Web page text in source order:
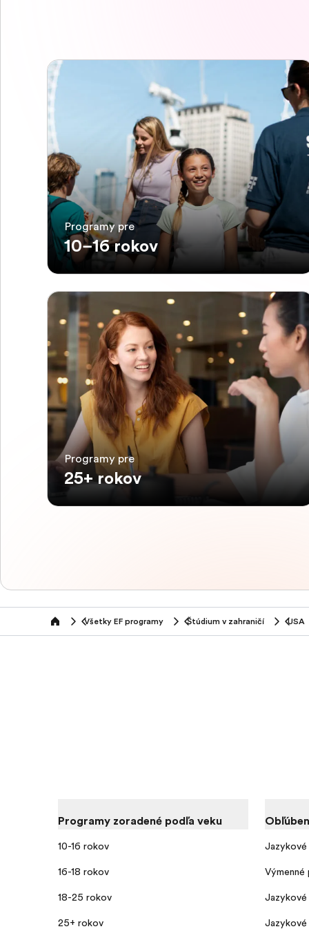
Programy pre
10–16 rokov
Programy pre
25+ rokov
home Všetky EF programy Štúdium v zahraničí USA
Programy zoradené podľa veku
10-16 rokov
16-18 rokov
18-25 rokov
25+ rokov